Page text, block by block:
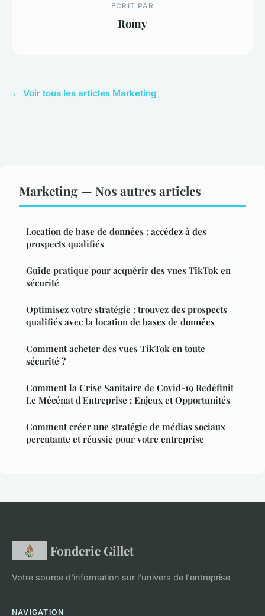
ECRIT PAR
Romy
← Voir tous les articles Marketing
Marketing — Nos autres articles
Location de base de données : accédez à des
prospects qualifiés
Guide pratique pour acquérir des vues TikTok en
sécurité
Optimisez votre stratégie : trouvez des prospects
qualifiés avec la location de bases de données
Comment acheter des vues TikTok en toute
sécurité ?
Comment la Crise Sanitaire de Covid-19 Redéfinit
Le Mécénat d'Entreprise : Enjeux et Opportunités
Comment créer une stratégie de médias sociaux
percutante et réussie pour votre entreprise
Fonderie Gillet
Votre source d'information sur l'univers de l'entreprise
NAVIGATION